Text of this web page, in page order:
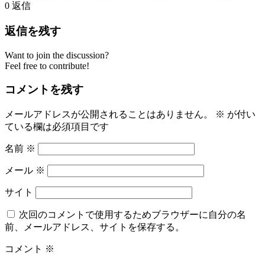
0 返信
返信を残す
Want to join the discussion?
Feel free to contribute!
コメントを残す
メールアドレスが公開されることはありません。 ※ が付い
ている欄は必須項目です
名前 ※
メール ※
サイト
次回のコメントで使用するためブラウザーに自分の名
前、メールアドレス、サイトを保存する。
コメント ※